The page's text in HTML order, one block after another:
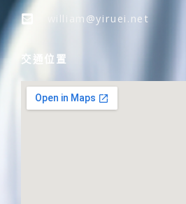
william@yiruei.net
交通位置